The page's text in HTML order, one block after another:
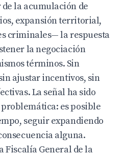
la acumulación de
expansión territorial,
criminales— la respuesta
la negociación
términos. Sin
ajustar incentivos, sin
La señal ha sido
es posible
seguir expandiendo
alguna.
Fiscalía General de la